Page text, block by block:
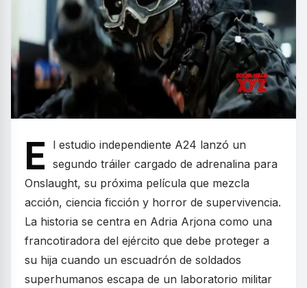
E
l estudio independiente A24 lanzó un
segundo tráiler cargado de adrenalina para
Onslaught, su próxima película que mezcla
acción, ciencia ficción y horror de supervivencia.
La historia se centra en Adria Arjona como una
francotiradora del ejército que debe proteger a
su hija cuando un escuadrón de soldados
superhumanos escapa de un laboratorio militar